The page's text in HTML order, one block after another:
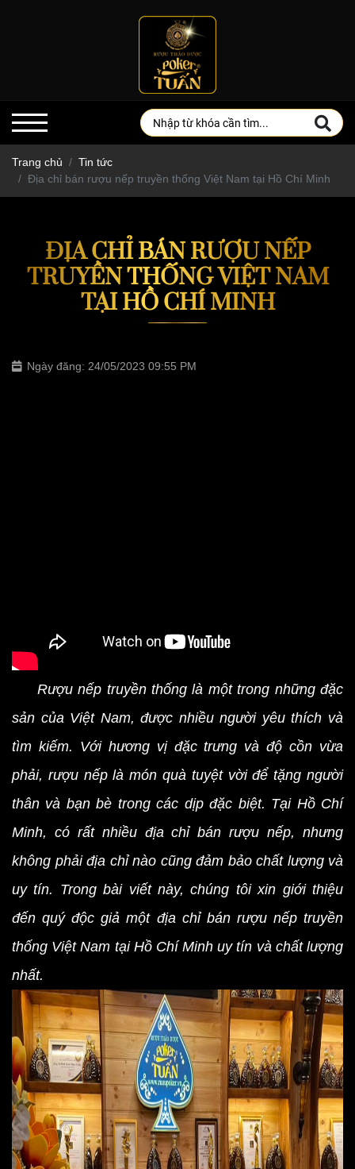
Trang chủ
Tin tức
Địa chỉ bán rượu nếp truyền thống Việt Nam tại Hồ Chí Minh
ĐỊA CHỈ BÁN RƯỢU NẾP
TRUYỀN THỐNG VIỆT NAM
TẠI HỒ CHÍ MINH
Ngày đăng: 24/05/2023 09:55 PM
Rượu nếp truyền thống là một trong những đặc
sản của Việt Nam, được nhiều người yêu thích và
tìm kiếm. Với hương vị đặc trưng và độ cồn vừa
phải, rượu nếp là món quà tuyệt vời để tặng người
thân và bạn bè trong các dịp đặc biệt. Tại Hồ Chí
Minh, có rất nhiều địa chỉ bán rượu nếp, nhưng
không phải địa chỉ nào cũng đảm bảo chất lượng và
uy tín. Trong bài viết này, chúng tôi xin giới thiệu
đến quý độc giả một địa chỉ bán rượu nếp truyền
thống Việt Nam tại Hồ Chí Minh uy tín và chất lượng
nhất.